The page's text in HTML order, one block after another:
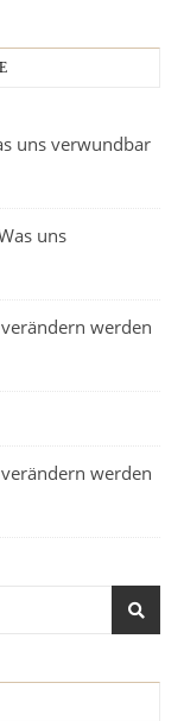
uns verwundbar
uns
werden
werden